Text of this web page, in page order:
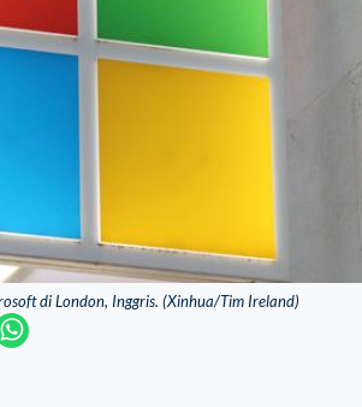
di London, Inggris. (Xinhua/Tim Ireland)